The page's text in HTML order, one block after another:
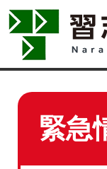
緊急